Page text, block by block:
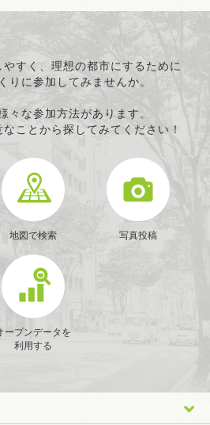
すく、理想の都市にするために
りに参加してみませんか。
々な参加方法があります。
ことから探してみてください！
地図で検索 写真投稿
ープンデータを
利用する